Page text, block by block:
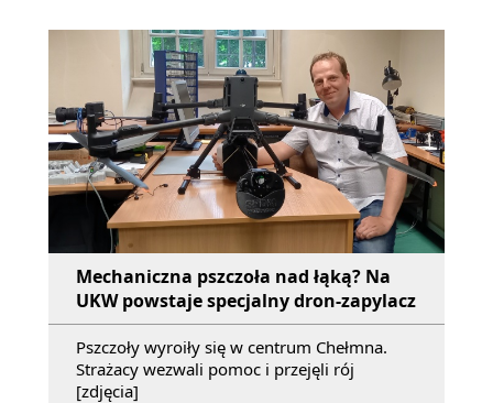
Mechaniczna pszczoła nad łąką? Na
UKW powstaje specjalny dron-zapylacz
Pszczoły wyroiły się w centrum Chełmna.
Strażacy wezwali pomoc i przejęli rój
[zdjęcia]